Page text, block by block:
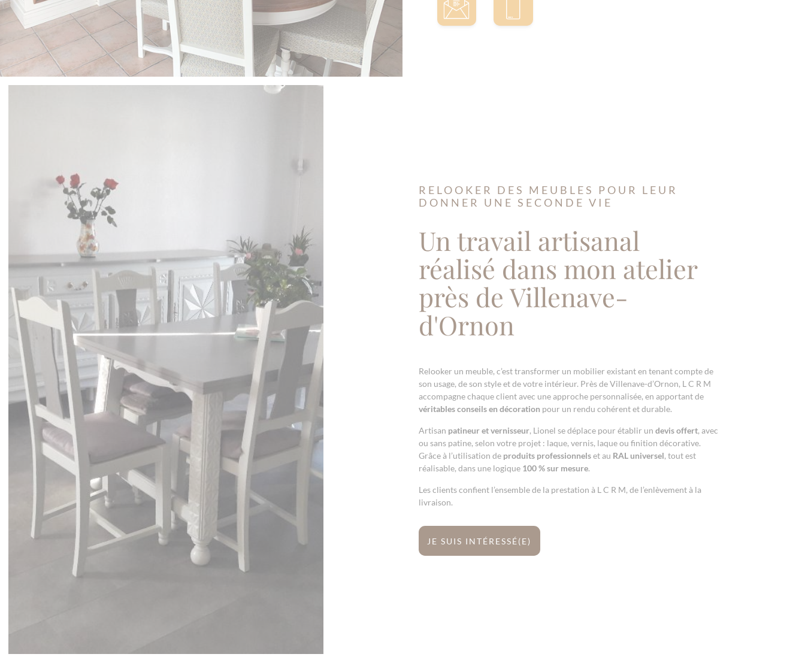
RELOOKER DES MEUBLES POUR LEUR
DONNER UNE SECONDE VIE
Un travail artisanal
réalisé dans mon atelier
près de Villenave-
d'Ornon
Relooker un meuble, c’est transformer un mobilier existant en tenant compte de
son usage, de son style et de votre intérieur. Près de Villenave-d’Ornon, L C R M
accompagne chaque client avec une approche personnalisée, en apportant de
véritables conseils en décoration pour un rendu cohérent et durable.
Artisan patineur et vernisseur, Lionel se déplace pour établir un devis offert, avec
ou sans patine, selon votre projet : laque, vernis, laque ou finition décorative.
Grâce à l’utilisation de produits professionnelset au RAL universel, tout est
réalisable, dans une logique 100 % sur mesure.
Les clients confient l’ensemble de la prestation à L C R M, de l’enlèvement à la
livraison.
JE SUIS INTÉRESSÉ(E)